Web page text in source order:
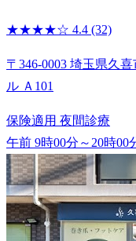
★★★★☆ 4.4 (32)
〒346-0003 埼玉県久
ル Ａ101
保険適用 夜間診療
午前 9時00分～20時00